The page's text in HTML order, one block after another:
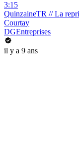
3:15
QuinzaineTR // La
Courtay
DGEntreprises
il y a 9 ans